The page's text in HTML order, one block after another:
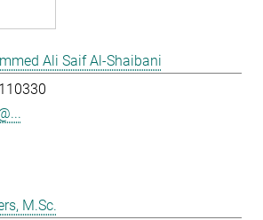
Ali Saif Al-Shaibani
M.Sc.